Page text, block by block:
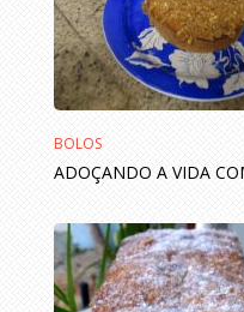
BOLOS
ADOÇANDO A VIDA